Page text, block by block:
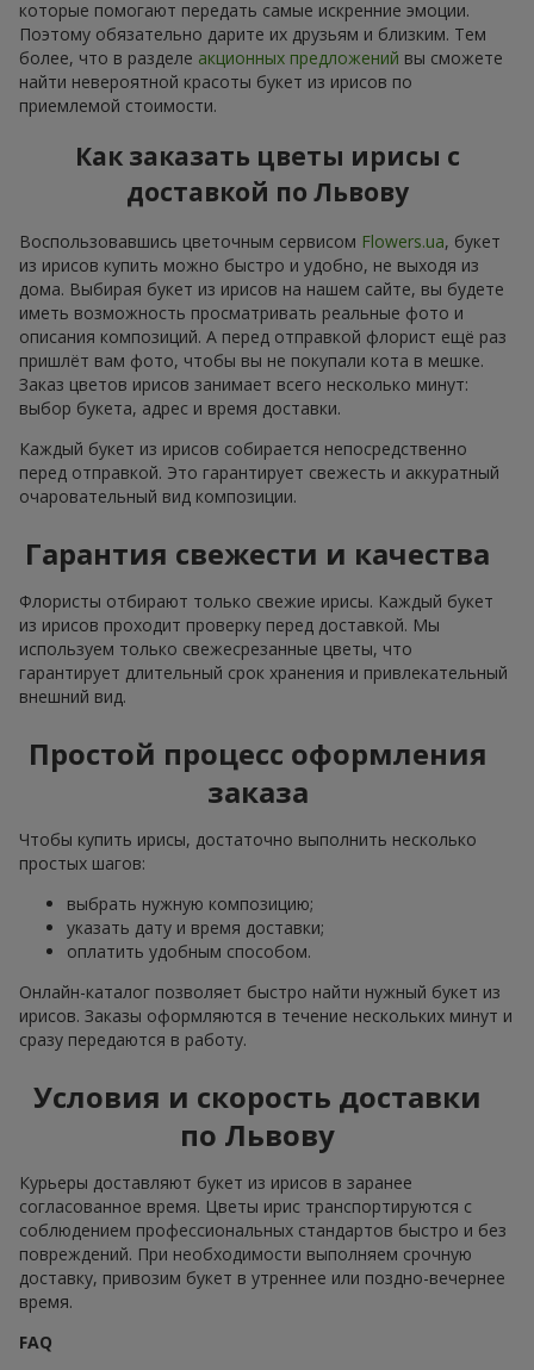
которые помогают передать самые искренние эмоции.
Поэтому обязательно дарите их друзьям и близким. Тем
более, что в разделе акционных предложений вы сможете
найти невероятной красоты букет из ирисов по
приемлемой стоимости.
Как заказать цветы ирисы с
доставкой по Львову
Воспользовавшись цветочным сервисом Flowers.ua, букет
из ирисов купить можно быстро и удобно, не выходя из
дома. Выбирая букет из ирисов на нашем сайте, вы будете
иметь возможность просматривать реальные фото и
описания композиций. А перед отправкой флорист ещё раз
пришлёт вам фото, чтобы вы не покупали кота в мешке.
Заказ цветов ирисов занимает всего несколько минут:
выбор букета, адрес и время доставки.
Каждый букет из ирисов собирается непосредственно
перед отправкой. Это гарантирует свежесть и аккуратный
очаровательный вид композиции.
Гарантия свежести и качества
Флористы отбирают только свежие ирисы. Каждый букет
из ирисов проходит проверку перед доставкой. Мы
используем только свежесрезанные цветы, что
гарантирует длительный срок хранения и привлекательный
внешний вид.
Простой процесс оформления
заказа
Чтобы купить ирисы, достаточно выполнить несколько
простых шагов:
выбрать нужную композицию;
указать дату и время доставки;
оплатить удобным способом.
Онлайн-каталог позволяет быстро найти нужный букет из
ирисов. Заказы оформляются в течение нескольких минут и
сразу передаются в работу.
Условия и скорость доставки
по Львову
Курьеры доставляют букет из ирисов в заранее
согласованное время. Цветы ирис транспортируются с
соблюдением профессиональных стандартов быстро и без
повреждений. При необходимости выполняем срочную
доставку, привозим букет в утреннее или поздно-вечернее
время.
FAQ